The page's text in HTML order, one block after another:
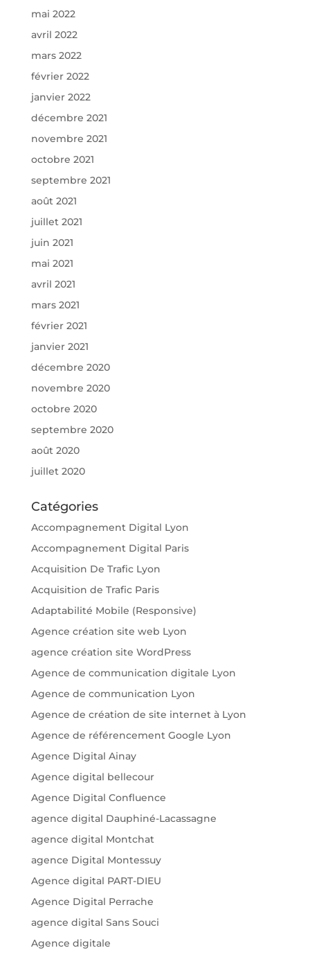
mai 2022
avril 2022
mars 2022
février 2022
janvier 2022
décembre 2021
novembre 2021
octobre 2021
septembre 2021
août 2021
juillet 2021
juin 2021
mai 2021
avril 2021
mars 2021
février 2021
janvier 2021
décembre 2020
novembre 2020
octobre 2020
septembre 2020
août 2020
juillet 2020
Catégories
Accompagnement Digital Lyon
Accompagnement Digital Paris
Acquisition De Trafic Lyon
Acquisition de Trafic Paris
Adaptabilité Mobile (Responsive)
Agence création site web Lyon
agence création site WordPress
Agence de communication digitale Lyon
Agence de communication Lyon
Agence de création de site internet à Lyon
Agence de référencement Google Lyon
Agence Digital Ainay
Agence digital bellecour
Agence Digital Confluence
agence digital Dauphiné-Lacassagne
agence digital Montchat
agence Digital Montessuy
Agence digital PART-DIEU
Agence Digital Perrache
agence digital Sans Souci
Agence digitale